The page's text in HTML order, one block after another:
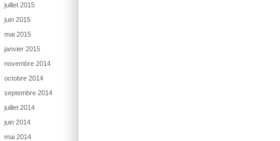
juillet 2015
juin 2015
mai 2015
janvier 2015
novembre 2014
octobre 2014
septembre 2014
juillet 2014
juin 2014
mai 2014